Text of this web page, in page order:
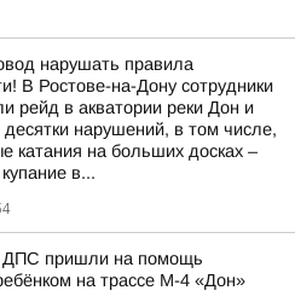
нарушать правила
В Ростове-на-Дону сотрудники
рейд в акватории реки Дон и
нарушений, в том числе,
катания на больших досках –
в...
ДПС пришли на помощь
на трассе М-4 «Дон»